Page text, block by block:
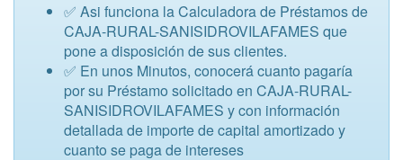
✅ Asi funciona la Calculadora de Préstamos de
CAJA-RURAL-SANISIDROVILAFAMES que
pone a disposición de sus clientes.
✅ En unos Minutos, conocerá cuanto pagaría
por su Préstamo solicitado en CAJA-RURAL-
SANISIDROVILAFAMES y con información
detallada de importe de capital amortizado y
cuanto se paga de intereses